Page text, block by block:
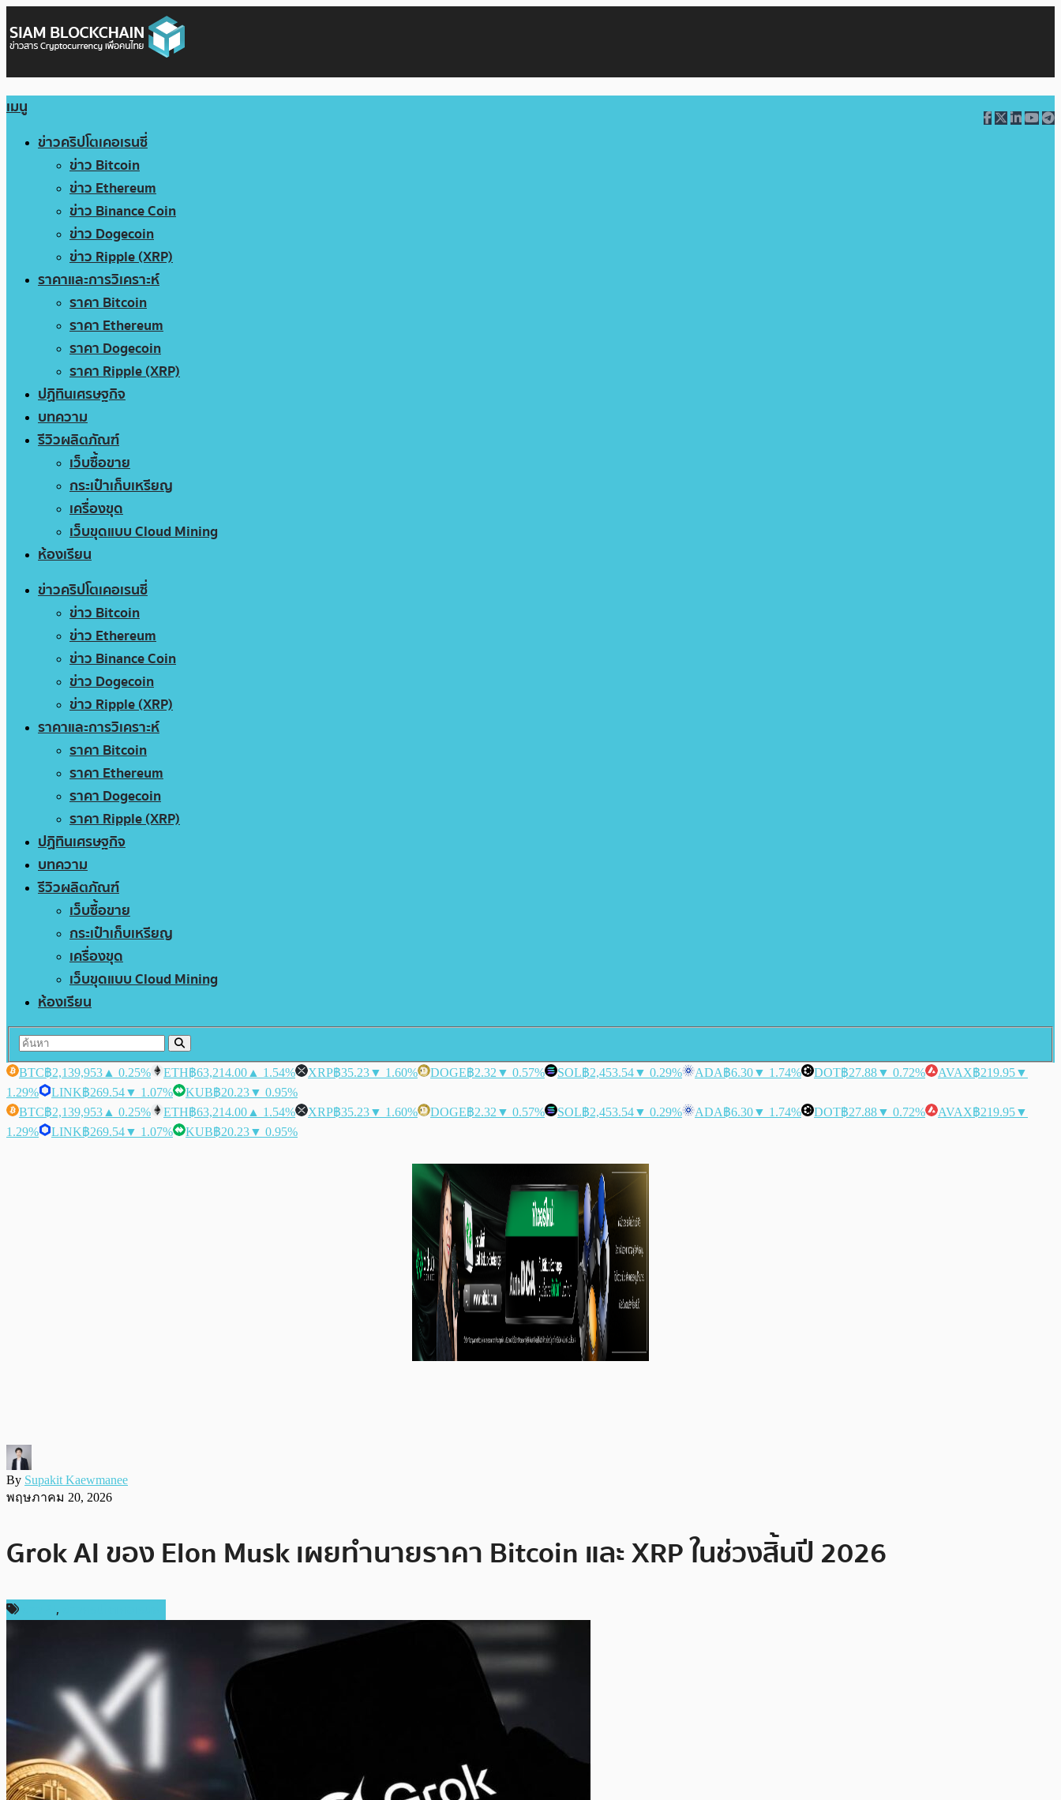
เมนู
ข่าวคริปโตเคอเรนซี่
ข่าว Bitcoin
ข่าว Ethereum
ข่าว Binance Coin
ข่าว Dogecoin
ข่าว Ripple (XRP)
ราคาและการวิเคราะห์
ราคา Bitcoin
ราคา Ethereum
ราคา Dogecoin
ราคา Ripple (XRP)
ปฏิทินเศรษฐกิจ
บทความ
รีวิวผลิตภัณฑ์
เว็บซื้อขาย
กระเป๋าเก็บเหรียญ
เครื่องขุด
เว็บขุดแบบ Cloud Mining
ห้องเรียน
ข่าวคริปโตเคอเรนซี่
ข่าว Bitcoin
ข่าว Ethereum
ข่าว Binance Coin
ข่าว Dogecoin
ข่าว Ripple (XRP)
ราคาและการวิเคราะห์
ราคา Bitcoin
ราคา Ethereum
ราคา Dogecoin
ราคา Ripple (XRP)
ปฏิทินเศรษฐกิจ
บทความ
รีวิวผลิตภัณฑ์
เว็บซื้อขาย
กระเป๋าเก็บเหรียญ
เครื่องขุด
เว็บขุดแบบ Cloud Mining
ห้องเรียน
BTC฿2,139,953 ▲ 0.25% ETH฿63,214.00 ▲ 1.54% XRP฿35.23▼ 1.60% DOGE฿2.32 ▼ 0.57% SOL฿2,453.54▼ 0.29% ADA฿6.30▼ 1.74% DOT฿27.88▼ 0.72% AVAX฿219.95▼
1.29%
LINK฿269.54▼ 1.07% KUB฿20.23▼ 0.95%
BTC฿2,139,953 ▲ 0.25% ETH฿63,214.00 ▲ 1.54% XRP฿35.23▼ 1.60% DOGE฿2.32 ▼ 0.57% SOL฿2,453.54▼ 0.29% ADA฿6.30▼ 1.74% DOT฿27.88▼ 0.72% AVAX฿219.95▼
1.29%
LINK฿269.54▼ 1.07% KUB฿20.23▼ 0.95%
By Supakit Kaewmanee
พฤษภาคม 20, 2026
Grok AI ของ Elon Musk เผยทำนายราคา Bitcoin และ XRP ในช่วงสิ้นปี 2026
,